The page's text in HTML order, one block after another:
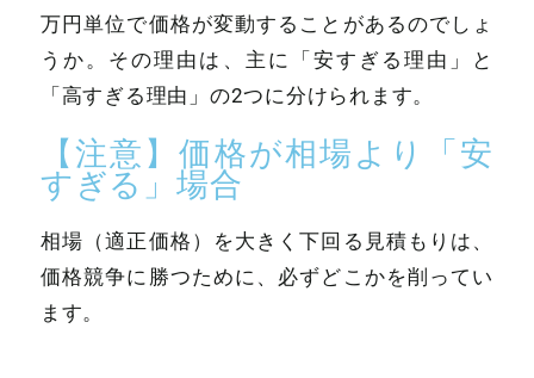
万円単位で価格が変動することがあるのでしょ
うか。その理由は、主に「安すぎる理由」と
「高すぎる理由」の2つに分けられます。
【注意】価格が相場より「安
すぎる」場合
相場（適正価格）を大きく下回る見積もりは、
価格競争に勝つために、必ずどこかを削ってい
ます。